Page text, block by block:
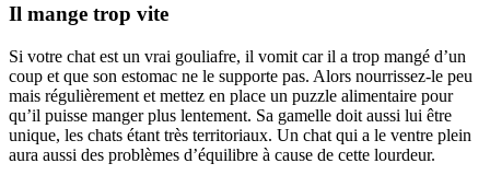
Il mange trop vite
Si votre chat est un vrai gouliafre, il vomit car il a trop mangé d’un
coup et que son estomac ne le supporte pas. Alors nourrissez-le peu
mais régulièrement et mettez en place un puzzle alimentaire pour
qu’il puisse manger plus lentement. Sa gamelle doit aussi lui être
unique, les chats étant très territoriaux. Un chat qui a le ventre plein
aura aussi des problèmes d’équilibre à cause de cette lourdeur.